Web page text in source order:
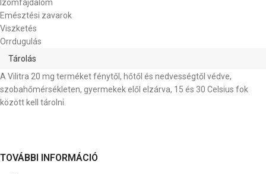
Izomfájdalom
Emésztési zavarok
Viszketés
Orrdugulás
Tárolás
A Vilitra 20 mg terméket fénytől, hőtől és nedvességtől védve,
szobahőmérsékleten, gyermekek elől elzárva, 15 és 30 Celsius fok
között kell tárolni.
TOVÁBBI INFORMÁCIÓ